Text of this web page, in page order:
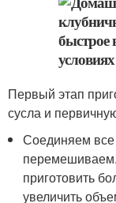
Первый этап
сусла и
Соединяем
приготовить
увеличить